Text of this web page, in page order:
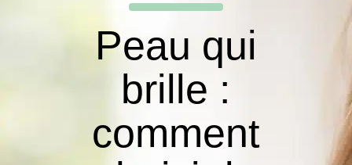
Peau qui
brille :
comment